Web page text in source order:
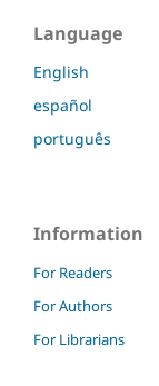
Language
English
español
português
Information
For Readers
For Authors
For Librarians